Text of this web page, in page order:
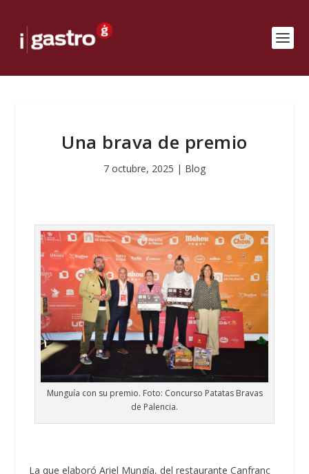
Una brava de premio
7 octubre, 2025 | Blog
Munguía con su premio. Foto: Concurso Patatas Bravas
de Palencia.
La que elaboró Ariel Mungía, del restaurante Canfranc